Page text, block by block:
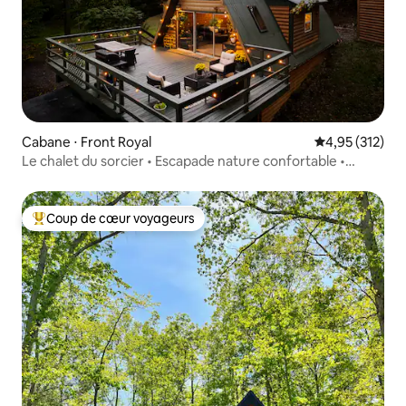
Cabane ⋅ Front Royal Évaluation
4,95 (312)
Le chalet du sorcier • Escapade nature confortable •
Coups de cœur voyageurs les plus appréciés
Coup de cœur voyageurs